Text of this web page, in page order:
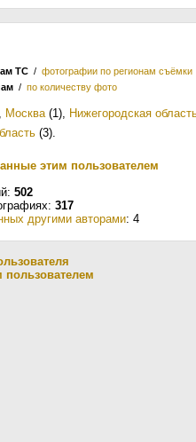
ТС / фотографии по регионам съёмки
/ по количеству фото
, Москва(1), Нижегородская
(3).
этим пользователем
502
317
другими авторами: 4